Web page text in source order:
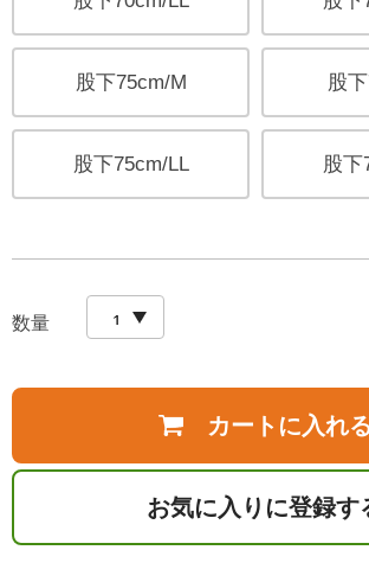
股下75cm/M 股
股下75cm/LL 股下
数量
カートに入れ
お気に入りに登録す